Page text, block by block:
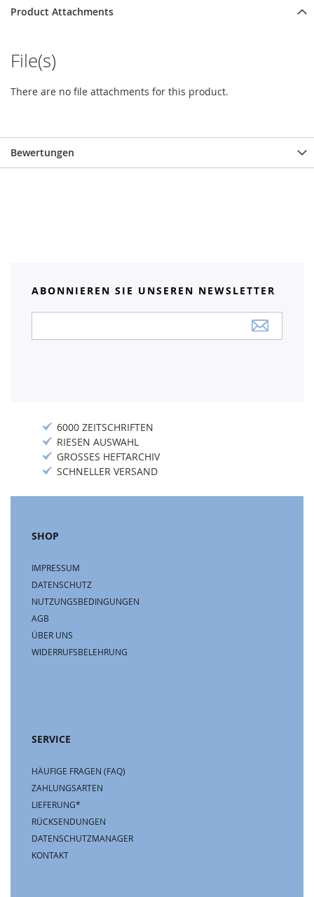
Product Attachments
File(s)
There are no file attachments for this product.
Bewertungen
ABONNIEREN SIE UNSEREN NEWSLETTER
Newsletter:
6000 ZEITSCHRIFTEN
RIESEN AUSWAHL
GROSSES HEFTARCHIV
SCHNELLER VERSAND
SHOP
IMPRESSUM
DATENSCHUTZ
NUTZUNGSBEDINGUNGEN
AGB
ÜBER UNS
WIDERRUFSBELEHRUNG
SERVICE
HÄUFIGE FRAGEN (FAQ)
ZAHLUNGSARTEN
LIEFERUNG*
RÜCKSENDUNGEN
DATENSCHUTZMANAGER
KONTAKT